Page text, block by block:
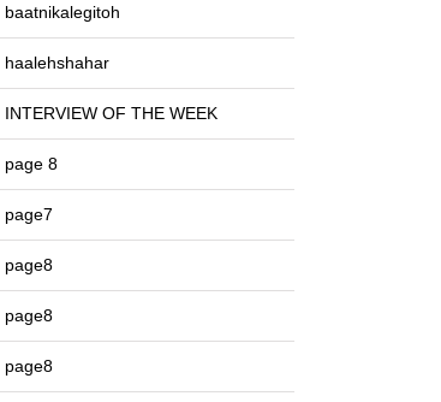
baatnikalegitoh
haalehshahar
INTERVIEW OF THE WEEK
page 8
page7
page8
page8
page8